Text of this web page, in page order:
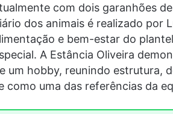
com dois garanhões
dos animais é realizado por
e bem-estar do
A Estância Oliveira
um hobby, reunindo estrutura,
como uma das referências da